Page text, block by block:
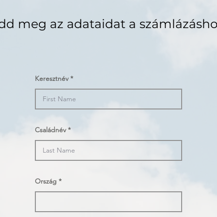
meg az adataidat a
Keresztnév
Családnév
Ország